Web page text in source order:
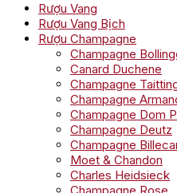
Rượu Vang
Rượu Vang Bịch
Rượu Champagne
Champagne
Canard Duchene
Champagne
Champagne
Champagne Dom
Champagne Deutz
Champagne
Moet & Chandon
Charles Heidsieck